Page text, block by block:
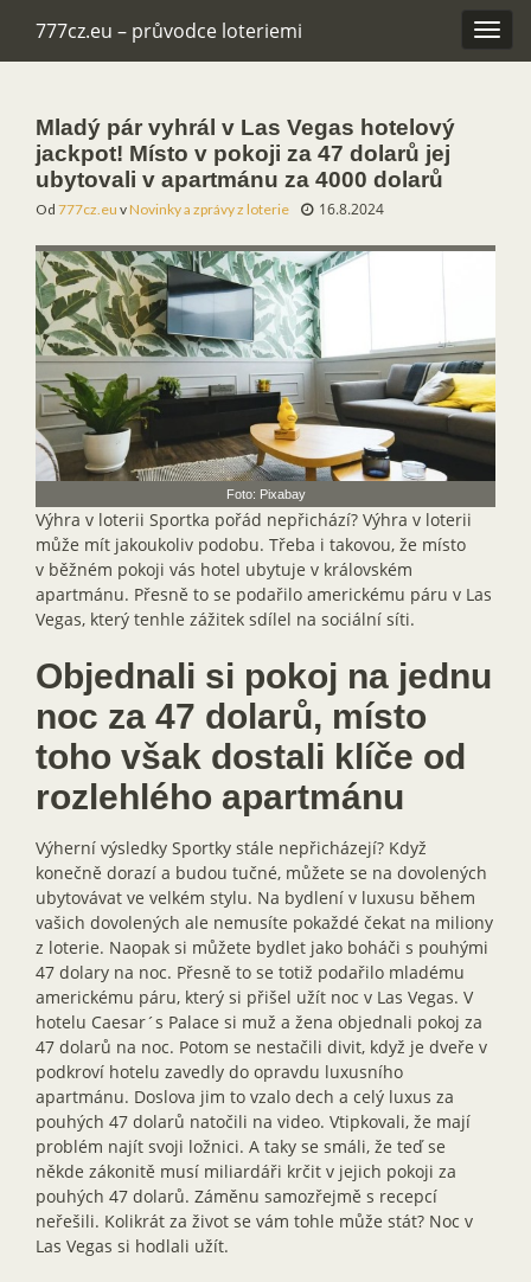
777cz.eu – průvodce loteriemi
Mladý pár vyhrál v Las Vegas hotelový
jackpot! Místo v pokoji za 47 dolarů jej
ubytovali v apartmánu za 4000 dolarů
Od 777cz.eu vNovinky a zprávy z loterie 16.8.2024
Foto: Pixabay
Výhra v loterii Sportka pořád nepřichází? Výhra v loterii
může mít jakoukoliv podobu. Třeba i takovou, že místo
v běžném pokoji vás hotel ubytuje v královském
apartmánu. Přesně to se podařilo americkému páru v Las
Vegas, který tenhle zážitek sdílel na sociální síti.
Objednali si pokoj na jednu
noc za 47 dolarů, místo
toho však dostali klíče od
rozlehlého apartmánu
Výherní výsledky Sportky stále nepřicházejí? Když
konečně dorazí a budou tučné, můžete se na dovolených
ubytovávat ve velkém stylu. Na bydlení v luxusu během
vašich dovolených ale nemusíte pokaždé čekat na miliony
z loterie. Naopak si můžete bydlet jako boháči s pouhými
47 dolary na noc. Přesně to se totiž podařilo mladému
americkému páru, který si přišel užít noc v Las Vegas. V
hotelu Caesar´s Palace si muž a žena objednali pokoj za
47 dolarů na noc. Potom se nestačili divit, když je dveře v
podkroví hotelu zavedly do opravdu luxusního
apartmánu. Doslova jim to vzalo dech a celý luxus za
pouhých 47 dolarů natočili na video. Vtipkovali, že mají
problém najít svoji ložnici. A taky se smáli, že teď se
někde zákonitě musí miliardáři krčit v jejich pokoji za
pouhých 47 dolarů. Záměnu samozřejmě s recepcí
neřešili. Kolikrát za život se vám tohle může stát? Noc v
Las Vegas si hodlali užít.